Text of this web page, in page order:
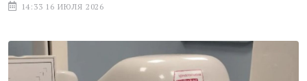
14:33 16 ИЮЛЯ 2026